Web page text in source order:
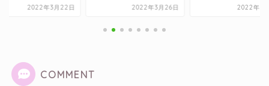
2022年3月26日 2022年5月14日 2022年3
COMMENT